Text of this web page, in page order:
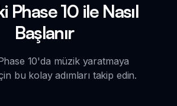
Phase 10 ile Nasıl
Başlanır
10'da müzik yaratmaya
bu kolay adımları takip edin.